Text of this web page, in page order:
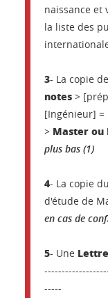
naissance et
la liste des
3- La copie
notes >
[Ingénieur] =
> Master ou
plus bas (1)
4- La copie du
d'étude de
en cas de
5- Une
-----